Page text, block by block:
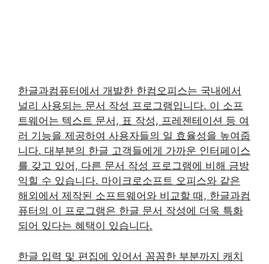
한글과컴퓨터에서 개발한 한컴오피스는 국내에서
널리 사용되는 문서 작성 프로그램입니다. 이 소프
트웨어는 텍스트 문서, 표 작성, 프레젠테이션 등 여
러 기능을 제공하여 사용자들의 일 효율성을 높여줍
니다. 대부분의 한글 고객들에게 가까운 인터페이스
를 갖고 있어, 다른 문서 작성 프로그램에 비해 금방
익힐 수 있습니다. 마이크로소프트 오피스와 같은
해외에서 제작된 소프트웨어와 비교할 때, 한글과컴
퓨터의 이 프로그램은 한글 문서 작성에 더욱 특화
되어 있다는 혜택이 있습니다.
한글 입력 및 편집에 있어서 꼼꼼한 부분까지 캐치